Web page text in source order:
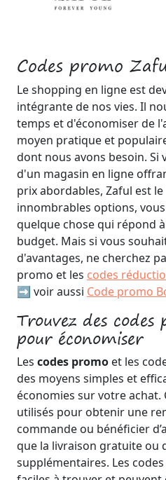
Codes promo
Le shopping en ligne est
intégrante de nos vies. Il
temps et d'économiser de
moyen pratique et
dont nous avons besoin. Si
d'un magasin en ligne
prix abordables, Zaful est
innombrables options,
quelque chose qui répond
budget. Mais si vous
d'avantages, ne cherchez
promo et les codes
➡️ voir aussi Code promo
Trouvez des
pour économiser
Les codes promo et les
des moyens simples et
économies sur votre achat.
utilisés pour obtenir une
commande ou bénéficier
que la livraison gratuite ou
supplémentaires. Les